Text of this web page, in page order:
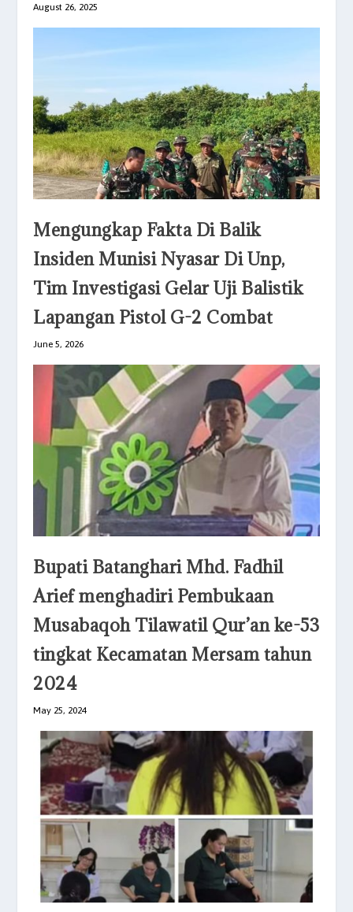
August 26, 2025
Mengungkap Fakta Di Balik
Insiden Munisi Nyasar Di Unp,
Tim Investigasi Gelar Uji Balistik
Lapangan Pistol G-2 Combat
June 5, 2026
Bupati Batanghari Mhd. Fadhil
Arief menghadiri Pembukaan
Musabaqoh Tilawatil Qur’an ke-53
tingkat Kecamatan Mersam tahun
2024
May 25, 2024